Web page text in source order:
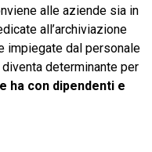
alle aziende sia in
all’archiviazione
impiegate dal personale
determinante per
ha con dipendenti e